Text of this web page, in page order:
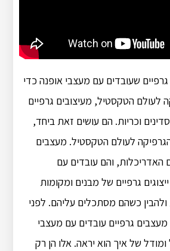
שעובדים עם מעצבי אופנה כדי
לעולם הטקסטיל, מעיצובים גרפיים
וכריות. הם עושים זאת ביחד,
לעולם הטקסטיל. מעצבים
האדריכלות, והם עובדים עם
גרפיים של מבנים ומקומות
ולהבין כשהם מסתכלים עליהם. לפני
גרפיים עובדים עם מעצבי
ומודל של איך הוא יראה. אלו הן רק